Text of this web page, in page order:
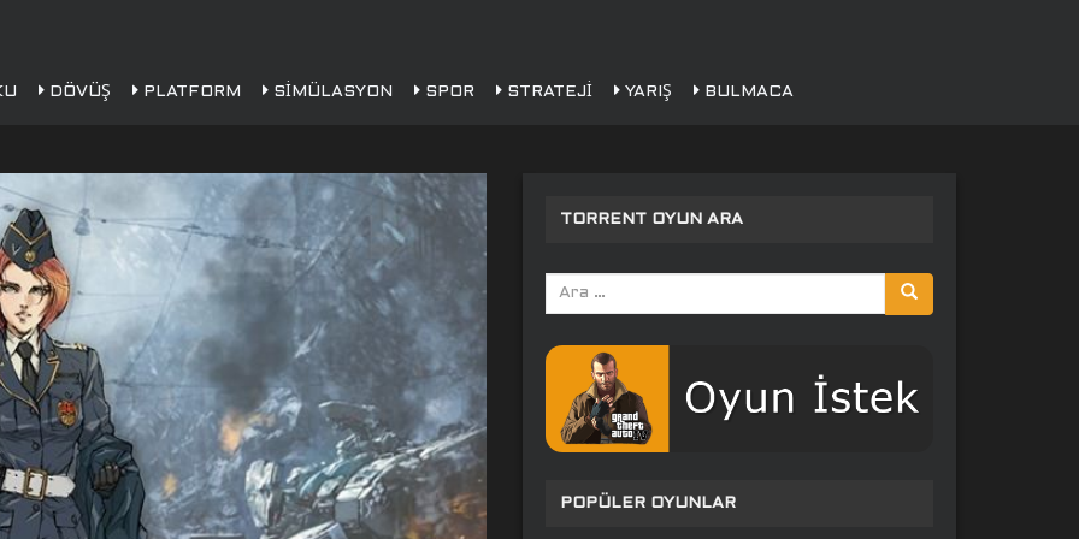
DÖVÜŞ PLATFORM SIMÜLASYON SPOR STRATEJI YARIŞ BULMACA
TORRENT OYUN ARA
Arama
yap:
POPÜLER OYUNLAR